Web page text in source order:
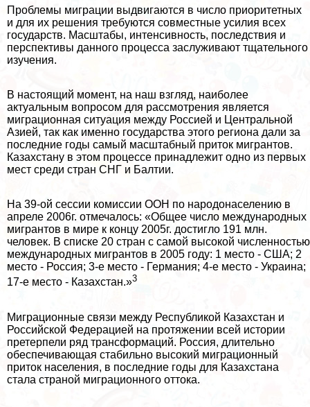
Проблемы миграции выдвигаются в число приоритетных
и для их решения требуются совместные усилия всех
государств. Масштабы, интенсивность, последствия и
перспективы данного процесса заслуживают тщательного
изучения.
В настоящий момент, на наш взгляд, наиболее
актуальным вопросом для рассмотрения является
миграционная ситуация между Россией и Центральной
Азией, так как именно государства этого региона дали за
последние годы самый масштабный приток мигрантов.
Казахстану в этом процессе принадлежит одно из первых
мест среди стран СНГ и Балтии.
На 39-ой сессии комиссии ООН по народонаселению в
апреле 2006г. отмечалось: «Общее число международных
мигрантов в мире к концу 2005г. достигло 191 млн.
человек. В списке 20 стран с самой высокой численностью
международных мигрантов в 2005 году: 1 место - США; 2
место - Россия; 3-е место - Германия; 4-е место - Украина;
17-е место - Казахстан.»3
Миграционные связи между Республикой Казахстан и
Российской Федерацией на протяжении всей истории
претерпели ряд трaнcформаций. Россия, длительно
обеспечивающая стабильно высокий миграционный
приток населения, в последние годы для Казахстана
стала страной миграционного оттока.